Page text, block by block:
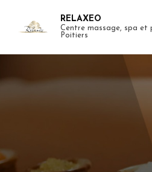
contenu
RELAXEO
Centre massage, spa et piscine à
Poitiers